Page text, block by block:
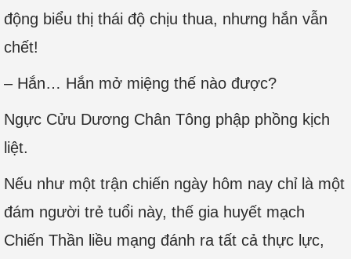
động biểu thị thái độ chịu thua, nhưng hắn vẫn
chết!
– Hắn… Hắn mở miệng thế nào được?
Ngực Cửu Dương Chân Tông phập phồng kịch
liệt.
Nếu như một trận chiến ngày hôm nay chỉ là một
đám người trẻ tuổi này, thế gia huyết mạch
Chiến Thần liều mạng đánh ra tất cả thực lực,